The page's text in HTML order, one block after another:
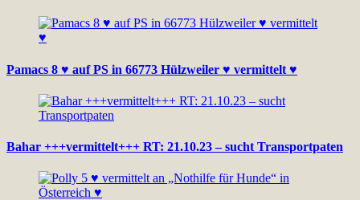
Pamacs 8 ♥ auf PS in 66773 Hülzweiler ♥ vermittelt ♥
Bahar +++vermittelt+++ RT: 21.10.23 – sucht Transportpaten